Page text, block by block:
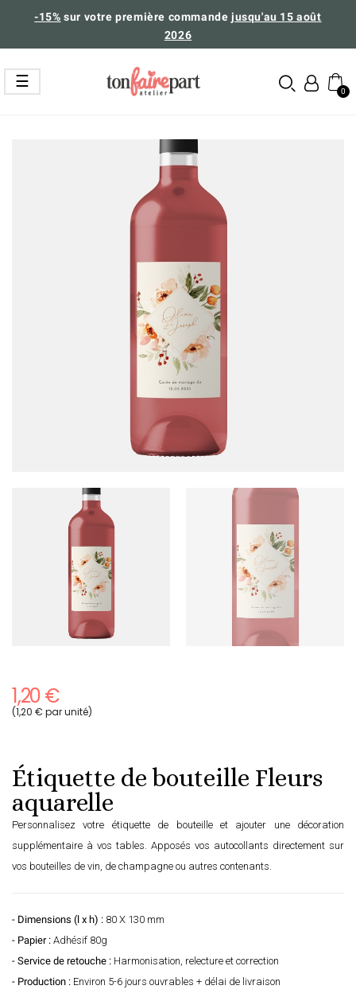
-15% sur votre première commandejusqu'au 15 août
2026
Basculer
la
navigation
☰
1,20 €
(1,20 € par unité)
Étiquette de bouteille Fleurs
aquarelle
Personnalisez votre étiquette de bouteille et ajouter une décoration
supplémentaire à vos tables. Apposés vos autocollants directement sur
vos bouteilles de vin, de champagne ou autres contenants.
- Dimensions (l x h) : 80 X 130 mm
- Papier : Adhésif 80g
- Service de retouche : Harmonisation, relecture et correction
- Production : Environ 5-6 jours ouvrables + délai de livraison